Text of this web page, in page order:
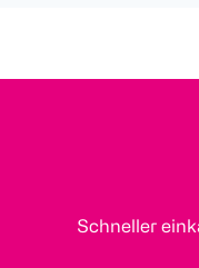
Schneller